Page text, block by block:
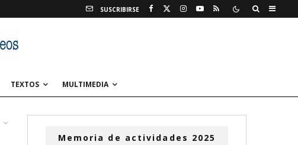
SUSCRIBIRSE
TEXTOS MULTIMEDIA
Memoria de actividades 2025